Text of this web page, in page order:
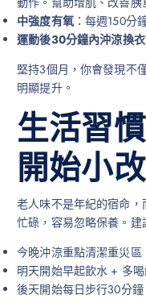
中強度有氧：每週150分
運動後30分鐘內沖涼換衣
堅持3個月，你會發現不
明顯提升。
生活習
開始小
老人味不是年紀的宿命
忙碌，容易忽略保養。建
今晚沖涼重點清潔重災區
明天開始早起飲水 + 多喝
後天開始每日步行30分鐘